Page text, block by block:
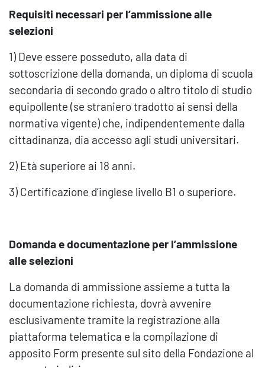
Requisiti necessari per l’ammissione alle
selezioni
1) Deve essere posseduto, alla data di
sottoscrizione della domanda, un diploma di scuola
secondaria di secondo grado o altro titolo di studio
equipollente (se straniero tradotto ai sensi della
normativa vigente) che, indipendentemente dalla
cittadinanza, dia accesso agli studi universitari.
2) Età superiore ai 18 anni.
3) Certificazione d’inglese livello B1 o superiore.
Domanda e documentazione per l’ammissione
alle selezioni
La domanda di ammissione assieme a tutta la
documentazione richiesta, dovrà avvenire
esclusivamente tramite la registrazione alla
piattaforma telematica e la compilazione di
apposito Form presente sul sito della Fondazione al